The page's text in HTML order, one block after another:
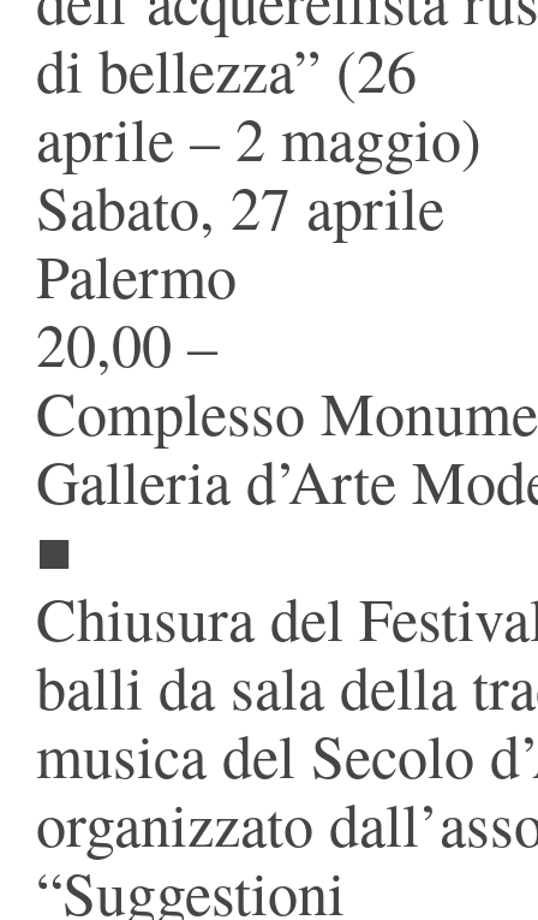
di bellezza” (26
aprile – 2 maggio)
Sabato, 27 aprile
Palermo
20,00 –
Complesso
Galleria d’Arte
■
Chiusura del
balli da sala della
musica del Secolo
organizzato
“Suggestioni